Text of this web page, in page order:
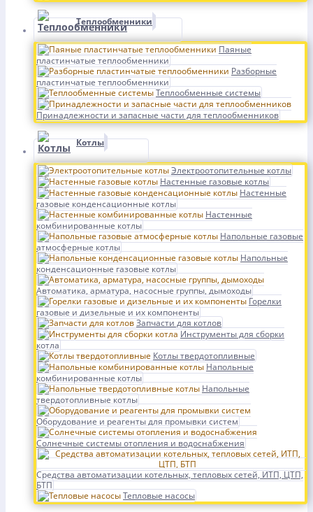
Теплообменники
Паяные
пластинчатые теплообменники
Разборные
пластинчатые теплообменники
Теплообменные системы
Принадлежности и запасные части для теплообменников
Котлы
Электроотопительные котлы
Настенные газовые котлы
Настенные
газовые конденсационные котлы
Настенные
комбинированные котлы
Напольные газовые
атмосферные котлы
Напольные
конденсационные газовые котлы
Автоматика, арматура, насосные группы, дымоходы
Горелки
газовые и дизельные и их компоненты
Запчасти для котлов
Инструменты для сборки
котла
Котлы твердотопливные
Напольные
комбинированные котлы
Напольные
твердотопливные котлы
Оборудование и реагенты для промывки систем
Солнечные системы отопления и водоснабжения
Средства автоматизации котельных, тепловых сетей, ИТП, ЦТП,
БТП
Тепловые насосы